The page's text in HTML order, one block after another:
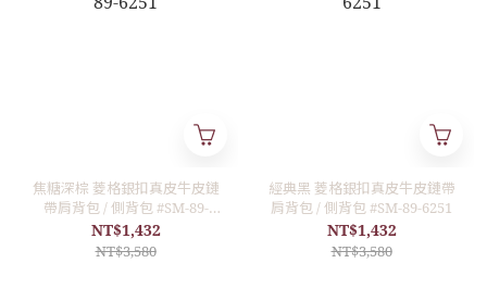
焦糖深棕 菱格銀扣真皮牛皮鏈
帶肩背包 / 側背包 #SM-89-
6251
NT$1,432
NT$3,580
經典黑 菱格銀扣真皮牛皮鏈帶
肩背包 / 側背包 #SM-89-6251
NT$1,432
NT$3,580